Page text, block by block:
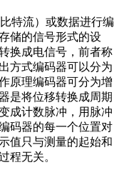
特流）或数据进行编
储的信号形式的设
换成电信号，前者称
方式编码器可以分为
原理编码器可分为增
是将位移转换成周期
成计数脉冲，用脉冲
码器的每一个位置对
值只与测量的起始和
程无关。